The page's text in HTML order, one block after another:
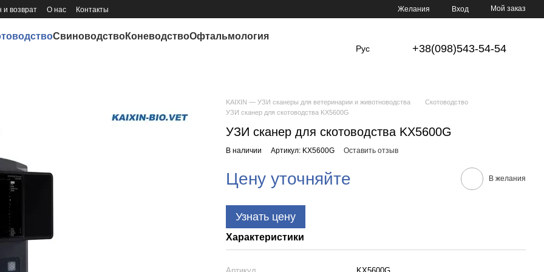
возврат О нас Контакты Желания Вход Мой заказ
СвиноводствоКоневодствоОфтальмология
Рус +38(098)543-54-54
KAIXIN — УЗИ сканеры для ветеринарии и животноводства
Скотоводство
УЗИ сканер для скотоводства KX5600G
УЗИ сканер для скотоводства KX5600G
В наличии Артикул: KX5600G Оставить отзыв
Цену уточняйте В желания
Узнать цену
Характеристики